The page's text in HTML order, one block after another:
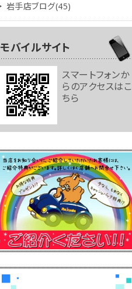
岩手店ブログ(45)
モバイルサイト
スマートフォンか
らのアクセスはこ
ちら